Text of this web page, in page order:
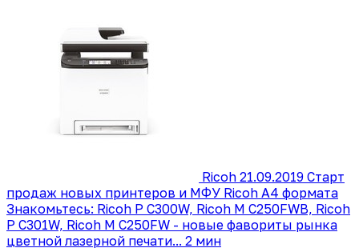
Ricoh 21.09.2019 Старт
продаж новых принтеров и МФУ Ricoh А4 формата
Знакомьтесь: Ricoh P C300W, Ricoh M C250FWB, Ricoh
P C301W, Ricoh M C250FW - новые фавориты рынка
цветной лазерной печати... 2 мин